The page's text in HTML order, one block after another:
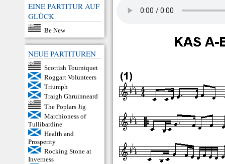
EINE PARTITUR AUF
GLÜCK
Be New
NEUE PARTITUREN
Scottish Tourniquet
Roggart Volunteers
Triumph
Traigh Ghruinneard
The Poplars Jig
Marchioness of
Tullibardine
Health and
Prosperity
Rocking Stone at
Inverness